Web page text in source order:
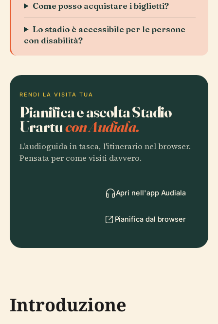
Come posso acquistare i biglietti?
Lo stadio è accessibile per le persone
con disabilità?
RENDI LA VISITA TUA
Pianifica e ascolta Stadio
Urartucon Audiala.
L'audioguida in tasca, l'itinerario nel browser.
Pensata per come visiti davvero.
Apri nell'app Audiala
Pianifica dal browser
Introduzione